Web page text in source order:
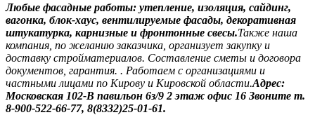
Любые фасадные работы: утепление, изоляция, сайдинг,
вагонка, блок-хаус, вентилируемые фасады, декоративная
штукатурка, карнизные и фронтонные свесы.Также наша
компания, по желанию заказчика, организует закупку и
доставку стройматериалов. Составление сметы и договора
документов, гарантия. . Работаем с организациями и
частными лицами по Кирову и Кировской области.Адрес:
Московская 102-В павильон 6з/9 2 этаж офис 16 Звоните т.
8-900-522-66-77, 8(8332)25-01-61.